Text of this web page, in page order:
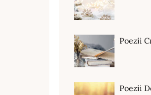
Poezii
Poezii